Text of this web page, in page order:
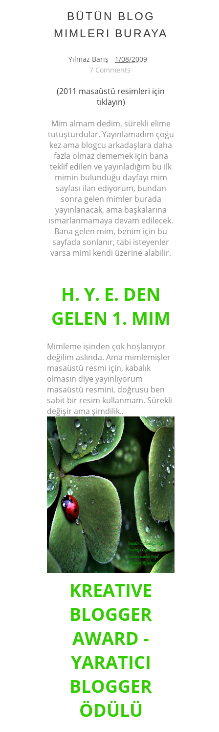
BÜTÜN BLOG
MIMLERI BURAYA
Yılmaz Barış
1/08/2009
7 Comments
(2011 masaüstü resimleri için
tıklayın)
Mim almam dedim, sürekli elime
tutuşturdular. Yayınlamadım çoğu
kez ama blogcu arkadaşlara daha
fazla olmaz dememek için bana
teklif edilen ve yayınladığım bu ilk
mimin bulunduğu dayfayı mim
sayfası ilan ediyorum, bundan
sonra gelen mimler burada
yayınlanacak, ama başkalarına
ısmarlanmamaya devam edilecek.
Bana gelen mim, benim için bu
sayfada sonlanır, tabi isteyenler
varsa mimi kendi üzerine alabilir.
H. Y. E. DEN
GELEN 1. MIM
Mimleme işinden çok hoşlanıyor
değilim aslında. Ama mimlemişler
masaüstü resmi için, kabalık
olmasın diye yayınlıyorum
masaüstü resmini, doğrusu ben
sabit bir resim kullanmam. Sürekli
değişir ama şimdilik..
KREATIVE
BLOGGER
AWARD -
YARATICI
BLOGGER
ÖDÜLÜ